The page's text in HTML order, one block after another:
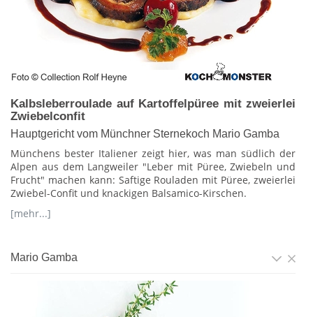
Kalbsleberroulade auf Kartoffelpüree mit zweierlei
Zwiebelconfit
Hauptgericht vom Münchner Sternekoch Mario Gamba
Münchens bester Italiener zeigt hier, was man südlich der
Alpen aus dem Langweiler "Leber mit Püree, Zwiebeln und
Frucht" machen kann: Saftige Rouladen mit Püree, zweierlei
Zwiebel-Confit und knackigen Balsamico-Kirschen.
[mehr...]
Mario Gamba